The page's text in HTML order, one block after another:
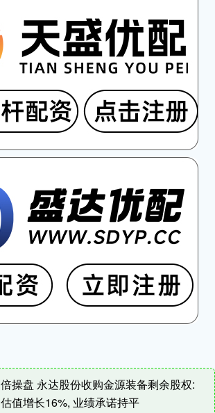
倍操盘 永达股份收购金源装备剩余股权:
估值增长16%, 业绩承诺持平